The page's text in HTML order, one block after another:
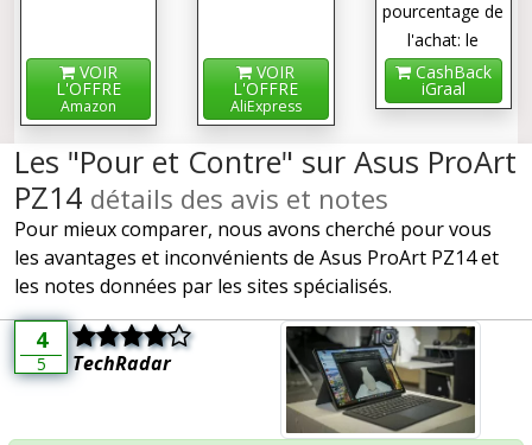
VOIR
L'OFFRE
Amazon
VOIR
L'OFFRE
AliExpress
pourcentage de
l'achat: le
cashback !
CashBack
iGraal
Les "Pour et Contre" sur Asus ProArt
PZ14 détails des avis et notes
Pour mieux comparer, nous avons cherché pour vous
les avantages et inconvénients de Asus ProArt PZ14 et
les notes données par les sites spécialisés.
4
5 TechRadar